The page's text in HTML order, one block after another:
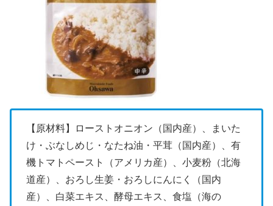
【原材料】ローストオニオン（国内産）、まいた
け・ぶなしめじ・なたね油・平茸（国内産）、有
機トマトペースト（アメリカ産）、小麦粉（北海
道産）、おろし生姜・おろしにんにく（国内
産）、白菜エキス、酵母エキス、食塩（海の